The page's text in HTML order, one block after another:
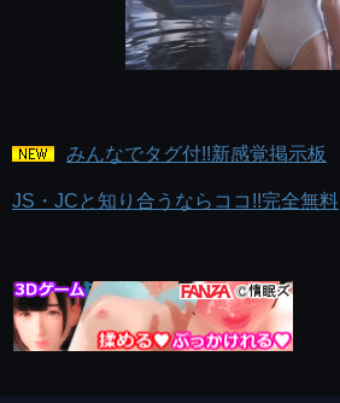
みんなでタグ付!!新感覚掲示板
JS・JCと知り合うならココ!!完全無料